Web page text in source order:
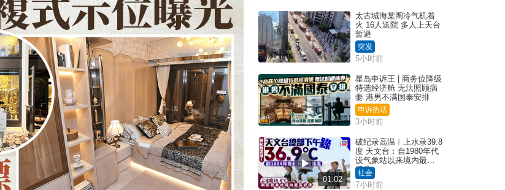
太古城海棠阁冷气机着
火 16人送院 多人上天台
暂避
突发
5小时前
星岛申诉王 | 商务位降级
特选经济舱 无法照顾病
妻 港男不满国泰安排
申诉热话
3小时前
01:02
破纪录高温︱上水录39.8
度 天文台：自1980年代
设气象站以来境内最高
纪录
社会
7小时前